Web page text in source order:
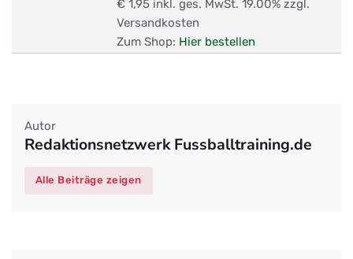
€ 1,95 inkl. ges. MwSt. 19.00% zzgl.
Versandkosten
Zum Shop: Hier bestellen
Autor
Redaktionsnetzwerk Fussballtraining.de
Alle Beiträge zeigen